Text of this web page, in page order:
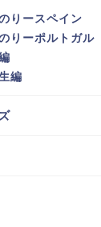
りースペイン
りーポルトガル
編